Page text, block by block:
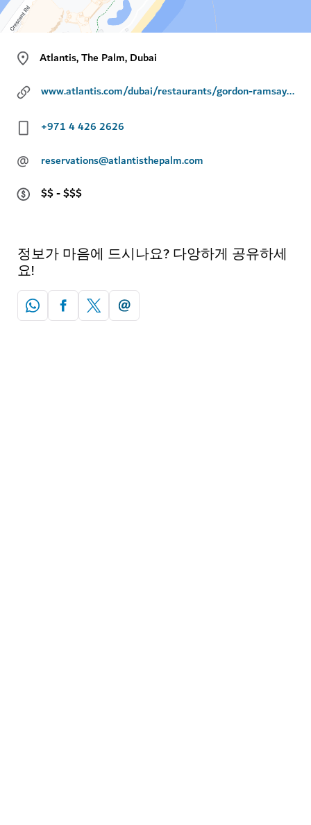
Atlantis, The Palm, Dubai
www.atlantis.com/dubai/restaurants/gordon-ramsay-bread-street-kitchen
+971 4 426 2626
@
reservations@atlantisthepalm.com
$$ - $$$
정보가 마음에 드시나요? 다앙하게 공유하세
요!